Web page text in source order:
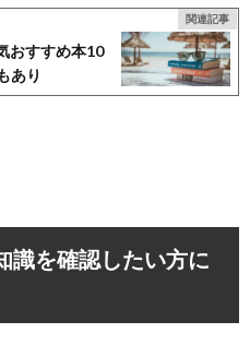
関連記事
おすすめ本10
あり
識を確認したい方に